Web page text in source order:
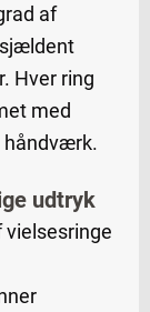
af
Hver ring
med
håndværk.
udtryk
vielsesringe